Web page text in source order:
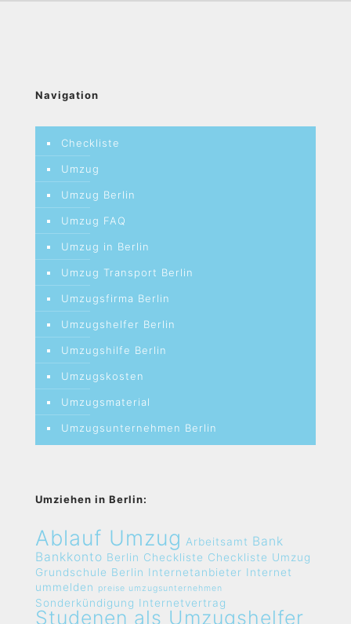
Navigation
Checkliste
Umzug
Umzug Berlin
Umzug FAQ
Umzug in Berlin
Umzug Transport Berlin
Umzugsfirma Berlin
Umzugshelfer Berlin
Umzugshilfe Berlin
Umzugskosten
Umzugsmaterial
Umzugsunternehmen Berlin
Umziehen in Berlin:
Ablauf Umzug Arbeitsamt Bank
Bankkonto Berlin Checkliste Checkliste Umzug
Grundschule Berlin Internetanbieter Internet
ummelden
preise umzugsunternehmen
Sonderkündigung Internetvertrag
Studenen als Umzugshelfer